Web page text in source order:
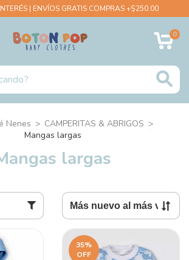
| ENVÍOS GRATIS COMPRAS +$250.00
0
Nenes > CAMPERITAS & ABRIGOS >
Mangas largas
largas
35%
OFF